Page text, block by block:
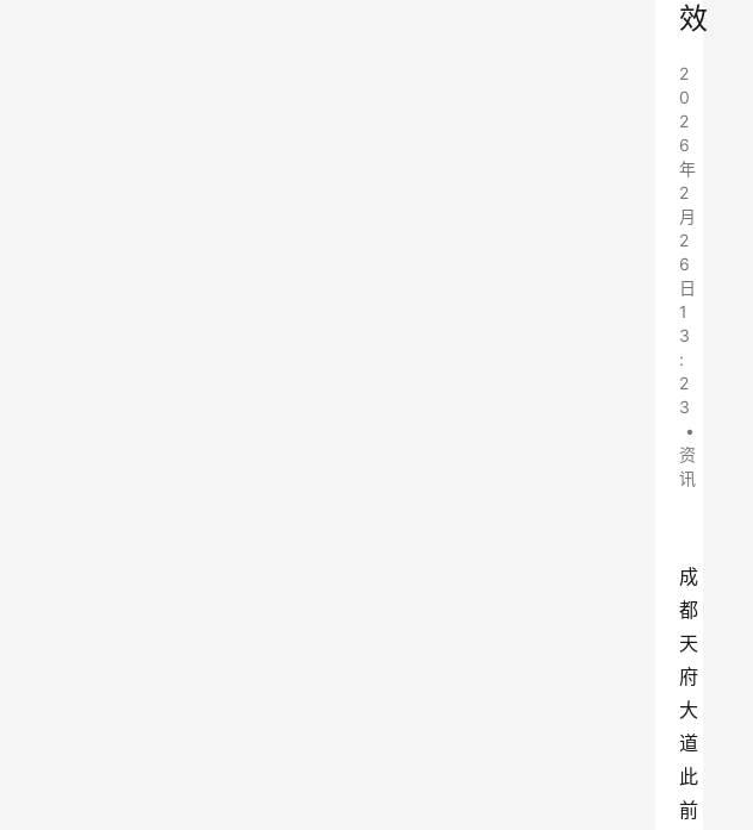
效
2
0
2
6
年
2
月
2
6
日
1
3
:
2
3
•
资
讯
成
都
天
府
大
道
此
前